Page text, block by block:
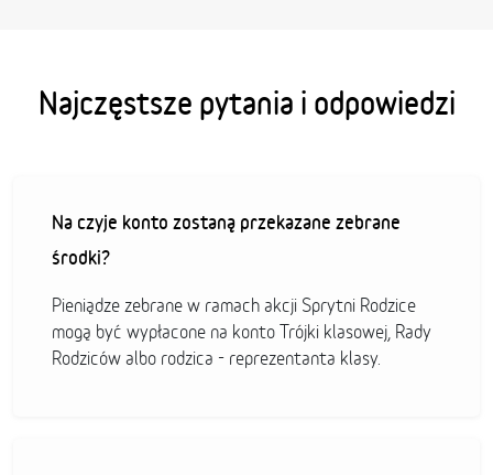
Najczęstsze pytania i odpowiedzi
Na czyje konto zostaną przekazane zebrane
środki?
Pieniądze zebrane w ramach akcji Sprytni Rodzice
mogą być wypłacone na konto Trójki klasowej, Rady
Rodziców albo rodzica - reprezentanta klasy.